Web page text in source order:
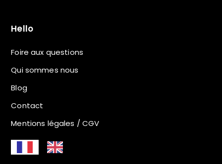
Hello
Foire aux questions
Qui sommes nous
Blog
Contact
Mentions légales / CGV